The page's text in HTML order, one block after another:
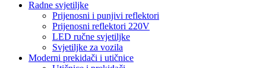
Radne svjetiljke
Prijenosni i punjivi reflektori
Prijenosni reflektori 220V
LED ručne svjetiljke
Svjetiljke za vozila
Moderni prekidači i utičnice